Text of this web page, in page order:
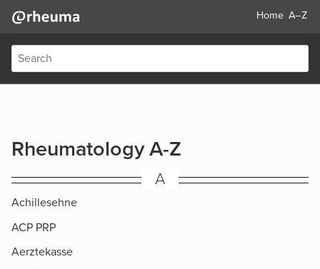
Home A–Z
Rheumatology A-Z
A
Achillesehne
ACP PRP
Aerztekasse